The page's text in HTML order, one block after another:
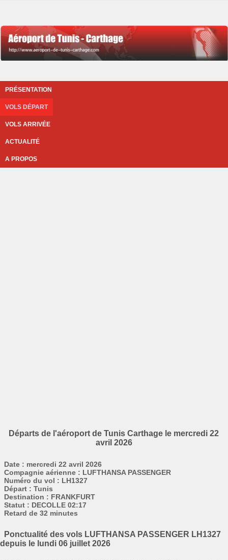
PRÉSENTATION
VOLS DÉPART
VOLS ARRIVÉE
ACTUALITÉ
A PROPOS
Départs de l'aéroport de Tunis Carthage le mercredi 22
avril 2026
Date : mercredi 22 avril 2026
Compagnie aérienne : LUFTHANSA PASSENGER
Numéro du vol : LH1327
Départ : Tunis
Destination : FRANKFURT
Statut : DECOLLE 02:17
Retard de 32 minutes
Ponctualité des vols LUFTHANSA PASSENGER LH1327
depuis le lundi 06 juillet 2026